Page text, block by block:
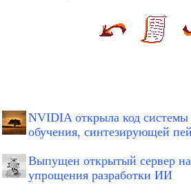
NVIDIA открыла код
обучения, синтезирующей
Выпущен открытый сервер
упрощения разработки ИИ